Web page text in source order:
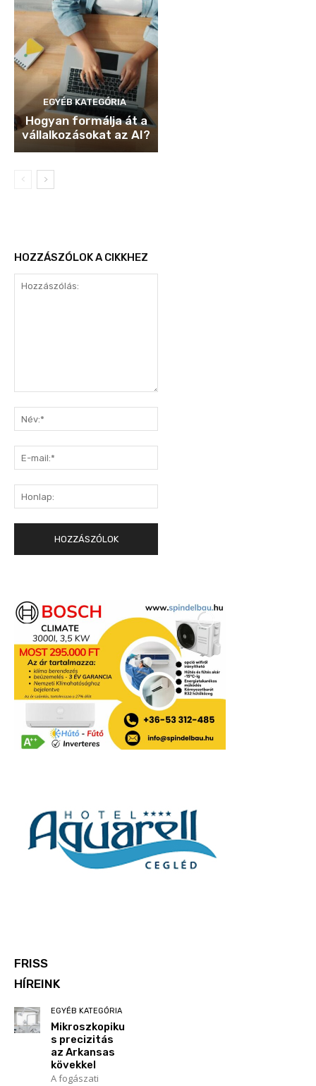
EGYÉB KATEGÓRIA
Hogyan formálja át a
vállalkozásokat az AI?
HOZZÁSZÓLOK A CIKKHEZ
mail:*
FRISS
HÍREINK
EGYÉB KATEGÓRIA
Mikroszkopiku
s precizitás
az Arkansas
kövekkel
A fogászati